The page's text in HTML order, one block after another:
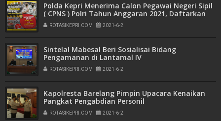
Polda Kepri Menerima Calon Pegawai Negeri Sipil
( CPNS ) Polri Tahun Anggaran 2021, Daftarkan
Diri Anda Segera
ROTASIKEPRI.COM 2021-6-2
Sintelal Mabesal Beri Sosialisai Bidang
Pengamanan di Lantamal IV
ROTASIKEPRI.COM 2021-6-2
Kapolresta Barelang Pimpin Upacara Kenaikan
Pangkat Pengabdian Personil
ROTASIKEPRI.COM 2021-6-2